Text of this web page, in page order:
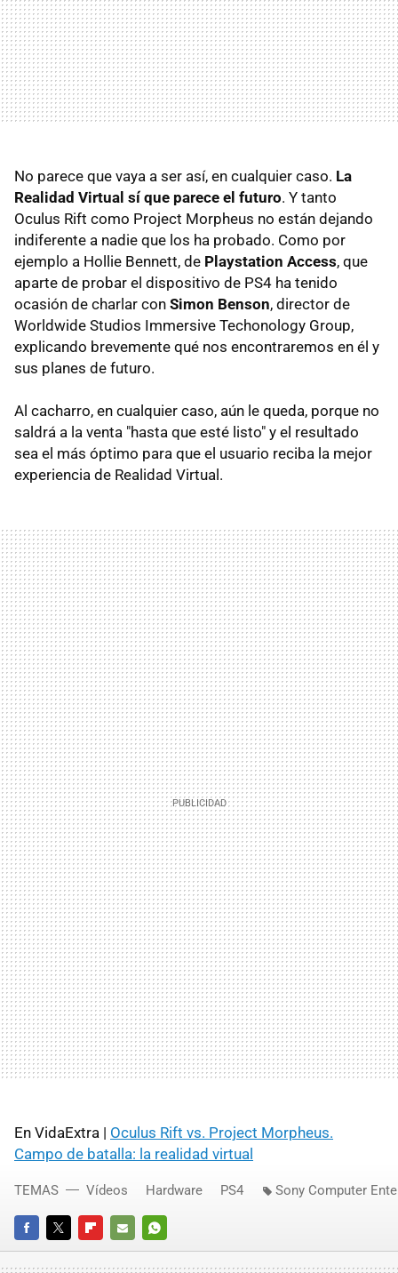
No parece que vaya a ser así, en cualquier caso. La
Realidad Virtual sí que parece el futuro. Y tanto
Oculus Rift como Project Morpheus no están dejando
indiferente a nadie que los ha probado. Como por
ejemplo a Hollie Bennett, de Playstation Access, que
aparte de probar el dispositivo de PS4 ha tenido
ocasión de charlar con Simon Benson, director de
Worldwide Studios Immersive Techonology Group,
explicando brevemente qué nos encontraremos en él y
sus planes de futuro.
Al cacharro, en cualquier caso, aún le queda, porque no
saldrá a la venta "hasta que esté listo" y el resultado
sea el más óptimo para que el usuario reciba la mejor
experiencia de Realidad Virtual.
En VidaExtra | Oculus Rift vs. Project Morpheus.
Campo de batalla: la realidad virtual
FACEBOOKTWITTERFLIPBOARD
E-
WHATSAPP
TEMAS Vídeos Hardware PS4 Sony Computer